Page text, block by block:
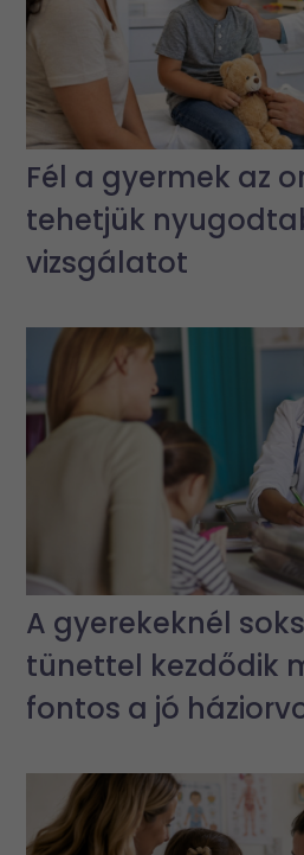
Fél a gyermek az
tehetjük
vizsgálatot
A gyerekeknél
tünettel kezdődik
fontos a jó